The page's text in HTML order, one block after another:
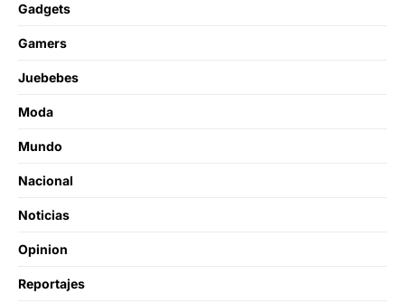
Gadgets
Gamers
Juebebes
Moda
Mundo
Nacional
Noticias
Opinion
Reportajes